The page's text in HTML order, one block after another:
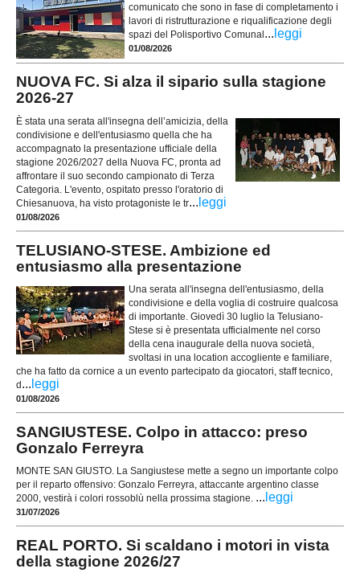
comunicato che sono in fase di completamento i
lavori di ristrutturazione e riqualificazione degli
spazi del Polisportivo Comunal... leggi
01/08/2026
NUOVA FC. Si alza il sipario sulla stagione
2026-27
È stata una serata all'insegna dell’amicizia, della
condivisione e dell'entusiasmo quella che ha
accompagnato la presentazione ufficiale della
stagione 2026/2027 della Nuova FC, pronta ad
affrontare il suo secondo campionato di Terza
Categoria. L'evento, ospitato presso l'oratorio di
Chiesanuova, ha visto protagoniste le tr... leggi
01/08/2026
TELUSIANO-STESE. Ambizione ed
entusiasmo alla presentazione
Una serata all'insegna dell'entusiasmo, della
condivisione e della voglia di costruire qualcosa
di importante. Giovedì 30 luglio la Telusiano-
Stese si è presentata ufficialmente nel corso
della cena inaugurale della nuova società,
svoltasi in una location accogliente e familiare,
che ha fatto da cornice a un evento partecipato da giocatori, staff tecnico,
d... leggi
01/08/2026
SANGIUSTESE. Colpo in attacco: preso
Gonzalo Ferreyra
MONTE SAN GIUSTO. La Sangiustese mette a segno un importante colpo
per il reparto offensivo: Gonzalo Ferreyra, attaccante argentino classe
2000, vestirà i colori rossoblù nella prossima stagione. ... leggi
31/07/2026
REAL PORTO. Si scaldano i motori in vista
della stagione 2026/27